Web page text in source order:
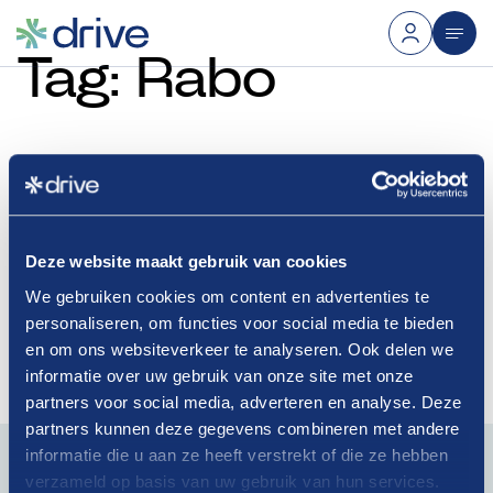
Deze website maakt gebruik van cookies
We gebruiken cookies om content en advertenties te
personaliseren, om functies voor social media te bieden
en om ons websiteverkeer te analyseren. Ook delen we
informatie over uw gebruik van onze site met onze
partners voor social media, adverteren en analyse. Deze
partners kunnen deze gegevens combineren met andere
informatie die u aan ze heeft verstrekt of die ze hebben
verzameld op basis van uw gebruik van hun services.
Tag: Rabo
Krijg “energie” van het Rabobank
Mobility Arrangement!
Lees verder
Blijf op de hoogte van actueel branchenieuws. Schrijf je
in voor onze nieuwsbrief!